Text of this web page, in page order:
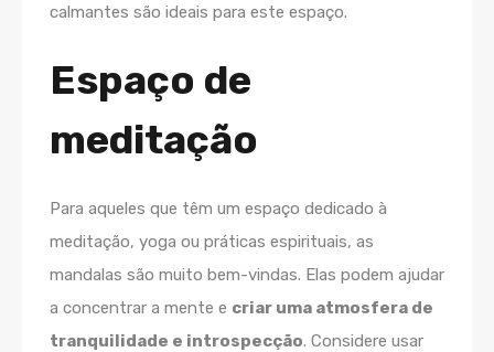
calmantes são ideais para este espaço.
Espaço de
meditação
Para aqueles que têm um espaço dedicado à
meditação, yoga ou práticas espirituais, as
mandalas são muito bem-vindas. Elas podem ajudar
a concentrar a mente e criar uma atmosfera de
tranquilidade e introspecção. Considere usar